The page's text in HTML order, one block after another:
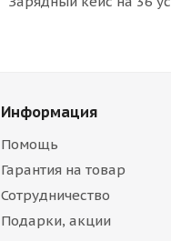
Информация
Помощь
Гарантия на товар
Сотрудничество
Подарки, акции